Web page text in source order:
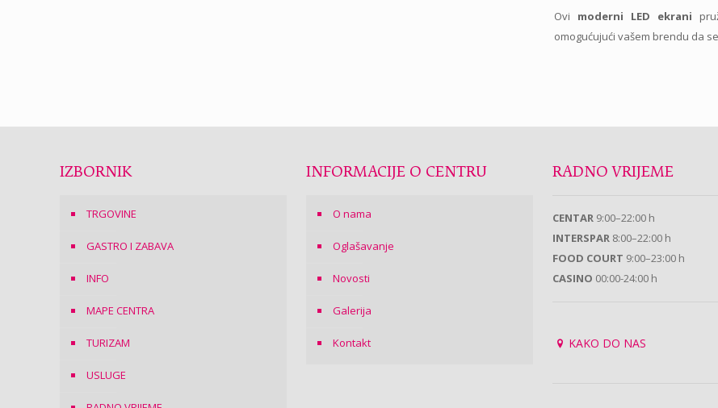
Ovi moderni LED ekrani
omogućujući vašem brendu da
IZBORNIK
TRGOVINE
GASTRO I ZABAVA
INFO
MAPE CENTRA
TURIZAM
USLUGE
INFORMACIJE O CENTRU
O nama
Oglašavanje
Novosti
Galerija
Kontakt
RADNO VRIJEME
CENTAR 9:00–22:00 h
INTERSPAR 8:00–22:00 h
FOOD COURT 9:00–23:00 h
CASINO 00:00-24:00 h
KAKO DO NAS